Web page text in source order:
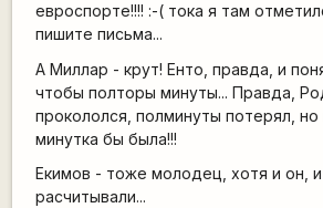
евроспорте!!!! :-( тока я там
пишите письма...
А Миллар - крут! Енто, правда, и
чтобы полторы минуты... Правда,
прокололся, полминуты потерял, но
минутка бы была!!!
Екимов - тоже молодец, хотя и он,
расчитывали...